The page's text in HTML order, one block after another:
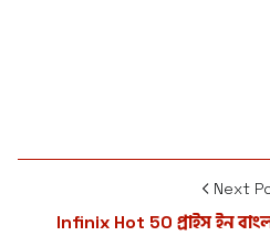
Next
Infinix Hot 50 প্রাইস ইন